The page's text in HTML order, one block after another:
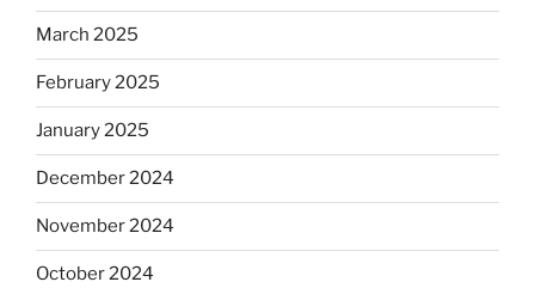
March 2025
February 2025
January 2025
December 2024
November 2024
October 2024